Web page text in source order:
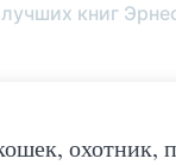
книг
охотник,